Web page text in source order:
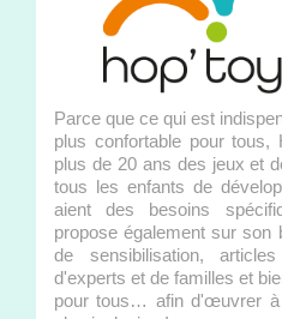
Parce que ce qui est
plus confortable pour tous,
plus de 20 ans des jeux et
tous les enfants de
aient des besoins
propose également sur son
de sensibilisation,
d'experts et de familles et
pour tous… afin d'œuvrer à